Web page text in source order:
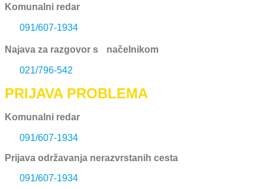
Komunalni redar
091/607-1934
Najava za razgovor s načelnikom
021/796-542
PRIJAVA PROBLEMA
Komunalni redar
091/607-1934
Prijava održavanja nerazvrstanih cesta
091/607-1934